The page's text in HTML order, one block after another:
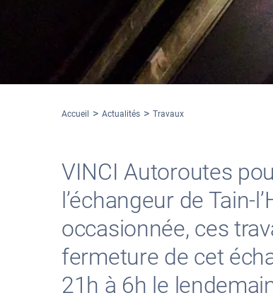
Accueil Actualités Travaux
VINCI Autoroutes
l’échangeur de Tain-
occasionnée, ces
fermeture de cet
21h à 6h le